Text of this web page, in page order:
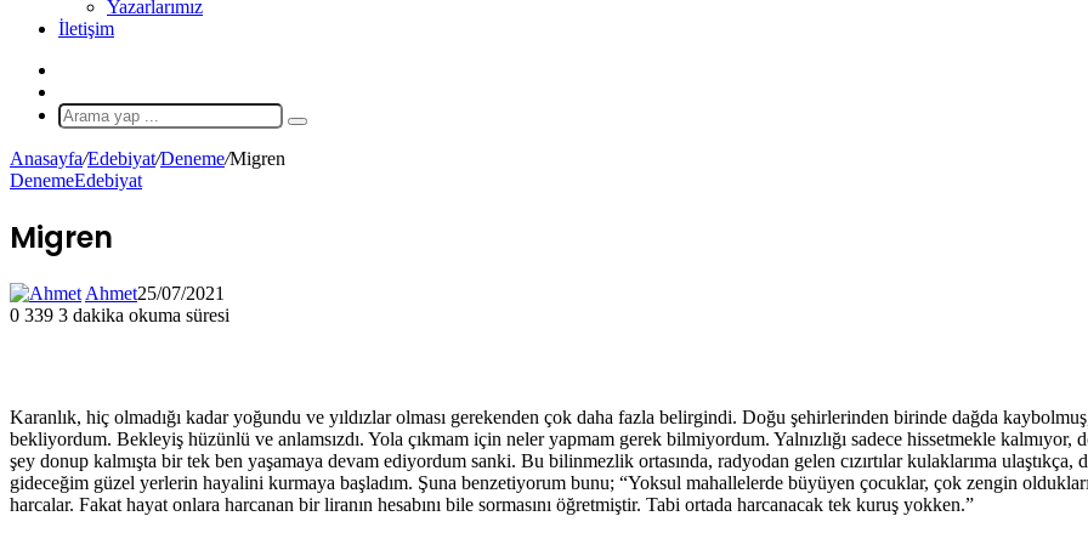
Yazarlarımız
İletişim
Makale
Arama
Anasayfa/Edebiyat/Deneme/Migren
DenemeEdebiyat
Migren
Ahmet25/07/2021
0 339 3 dakika okuma süresi
Karanlık, hiç olmadığı kadar yoğundu ve yıldızlar olması gerekenden çok daha fazla belirgindi. Doğu şehirlerinden birinde dağda
bekliyordum. Bekleyiş hüzünlü ve anlamsızdı. Yola çıkmam için neler yapmam gerek bilmiyordum. Yalnızlığı sadece hissetmekle
şey donup kalmışta bir tek ben yaşamaya devam ediyordum sanki. Bu bilinmezlik ortasında, radyodan gelen cızırtılar kulaklarıma
gideceğim güzel yerlerin hayalini kurmaya başladım. Şuna benzetiyorum bunu; “Yoksul mahallelerde büyüyen çocuklar, çok zengin
harcalar. Fakat hayat onlara harcanan bir liranın hesabını bile sormasını öğretmiştir. Tabi ortada harcanacak tek kuruş yokken.”